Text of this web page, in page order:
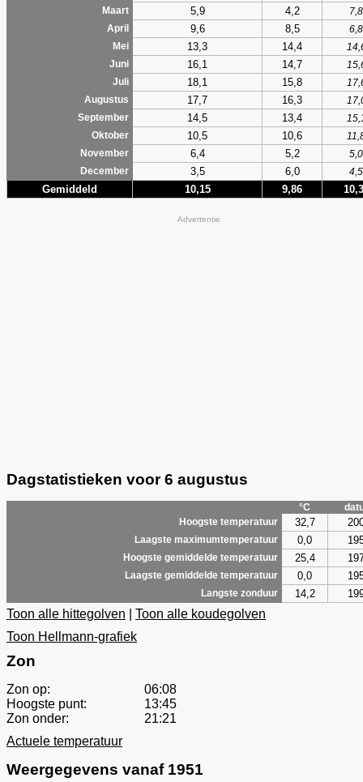
Maart
5,9 4,2
7,8
April
9,6 8,5
6,8
Mei
13,3 14,4
Juni
16,1 14,7
Juli
18,1 15,8
Augustus
17,7 16,3
September
14,5 13,4
Oktober
10,5 10,6
November
6,4 5,2
5,0
December
3,5 6,0 4,5
Gemiddeld 10,15 9,86
Advertentie
Dagstatistieken voor 6 augustus
°C
Hoogste temperatuur
32,7
Laagste maximumtemperatuur 0,0
Hoogste gemiddelde temperatuur 25,4
Laagste gemiddelde temperatuur 0,0
Langste zonduur 14,2
Toon alle hittegolven
Toon alle koudegolven
Toon Hellmann-grafiek
Zon
Zon op:
06:08
Hoogste punt:
13:45
Zon onder:
21:21
Actuele temperatuur
Weergegevens vanaf 1951